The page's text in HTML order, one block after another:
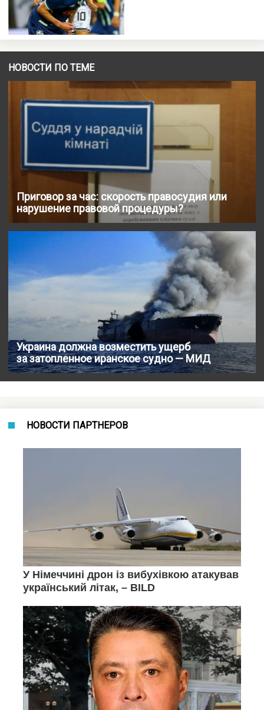
НОВОСТИ ПО ТЕМЕ
Приговор за час: скорость правосудия или
нарушение правовой процедуры?
Украина должна возместить ущерб
за затопленное иранское судно — МИД
НОВОСТИ ПАРТНЕРОВ